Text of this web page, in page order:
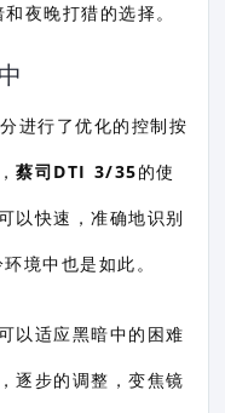
夜晚打猎的选择。
进行了优化的控制按
蔡司DTI 3/35的使
以快速，准确地识别
境中也是如此。
以适应黑暗中的困难
逐步的调整，变焦镜